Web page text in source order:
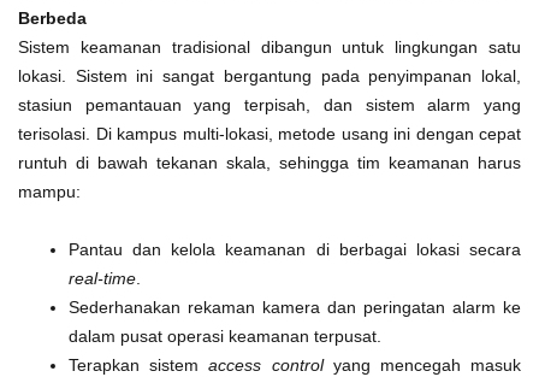
Berbeda
Sistem keamanan tradisional dibangun untuk lingkungan satu
lokasi. Sistem ini sangat bergantung pada penyimpanan lokal,
stasiun pemantauan yang terpisah, dan sistem alarm yang
terisolasi. Di kampus multi-lokasi, metode usang ini dengan cepat
runtuh di bawah tekanan skala, sehingga tim keamanan harus
mampu:
Pantau dan kelola keamanan di berbagai lokasi secara
real-time
Sederhanakan rekaman kamera dan peringatan alarm ke
dalam pusat operasi keamanan terpusat.
Terapkan sistemaccess controlyang mencegah masuk